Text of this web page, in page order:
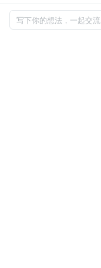
安阳
写下你的想法，一起交流